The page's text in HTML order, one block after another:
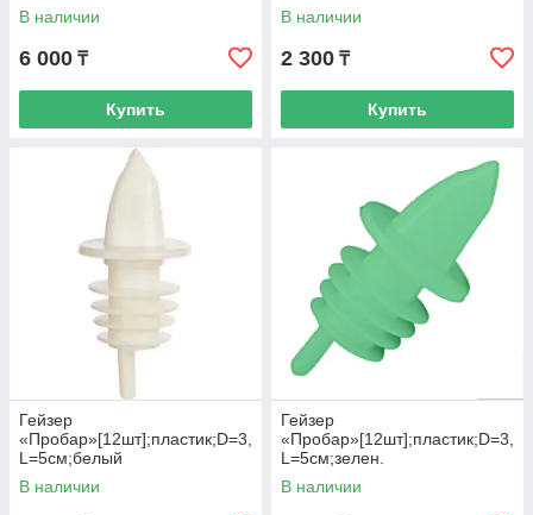
В наличии
6 000 ₸
Купить
В наличии
2 300 ₸
Купить
Гейзер
«Пробар»[12шт];пластик;D=3,
L=5см;белый
В наличии
Гейзер
«Пробар»[12шт];пластик;D=3,
L=5см;зелен.
В наличии